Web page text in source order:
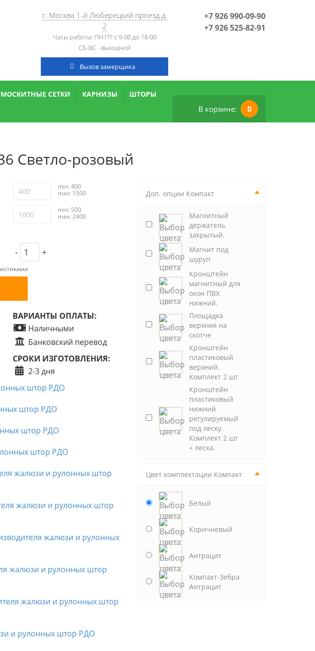
г. Москва 1-й Люберецкий проезд д.
2
Часы работы: ПН-ПТ с 9-00 до 18-00
СБ-ВС - выходной
Вызов замерщика
+7 926 990-09-90
+7 926 525-82-91
МОСКИТНЫЕ СЕТКИ КАРНИЗЫ ШТОРЫ
В корзине: 0
Светло-розовый
Доп. опции Компакт
Магнитный
держатель
закрытый.
Магнит под
шуруп
Кронштейн
магнитный для
окон ПВХ
нижний.
Площадка
верхняя на
скотче
Кронштейн
пластиковый
верхний.
Комплект 2 шт
Кронштейн
пластиковый
нижний
регулируемый
под леску.
Комплект 2 шт
+ леска.
Цвет комплектации Компакт
Белый
Коричневый
Антрацит
Компакт-Зебра
Антрацит
min: 400
max: 1500
min: 500
max: 2400
- +
ВАРИАНТЫ ОПЛАТЫ:
Наличными
Банковский перевод
СРОКИ ИЗГОТОВЛЕНИЯ:
2-3 дня